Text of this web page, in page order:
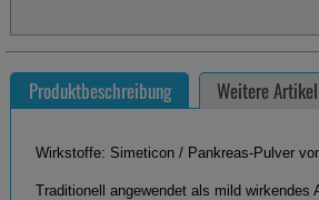
Produktbeschreibung Weitere
Wirkstoffe: Simeticon / Pankreas-Pulver
Traditionell angewendet als mild wirkendes